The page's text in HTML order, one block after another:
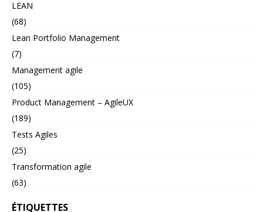
LEAN
(68)
Lean Portfolio Management
(7)
Management agile
(105)
Product Management – AgileUX
(189)
Tests Agiles
(25)
Transformation agile
(63)
ÉTIQUETTES